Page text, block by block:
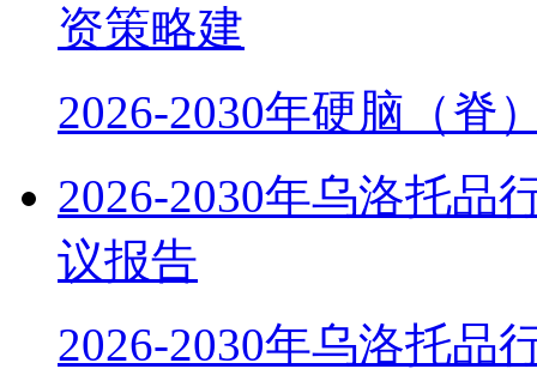
资策略建
2026-2030年硬脑（脊
2026-2030年乌洛托品
议报告
2026-2030年乌洛托品